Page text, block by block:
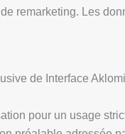
remarketing. Les
de Interface
pour un usage